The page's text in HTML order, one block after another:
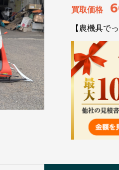
買取価格
【農機具で